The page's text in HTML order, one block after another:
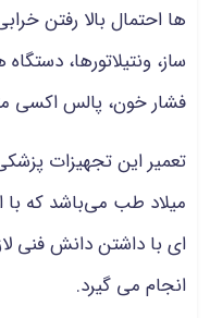
ها احتمال بالا رفتن
فشار خون، پالس اکسی
تعمیر این تجهیزات
میلاد طب می‌باشد که با
ای با داشتن دانش فنی
انجام می گیرد.